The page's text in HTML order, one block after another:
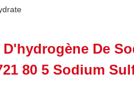
De
80 5 Sodium